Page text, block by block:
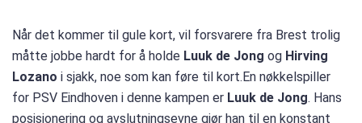
Når det kommer til gule kort, vil forsvarere fra Brest trolig
måtte jobbe hardt for å holde Luuk de Jong og Hirving
Lozano i sjakk, noe som kan føre til kort.En nøkkelspiller
for PSV Eindhoven i denne kampen er Luuk de Jong. Hans
posisjonering og avslutningsevne gjør han til en konstant